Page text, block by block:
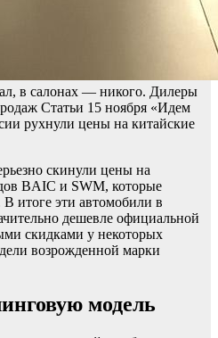
в салонах — никого. Дилеры
Статьи 15 ноября «Идем
рухнули цены на китайские
скинули цены на
BAIC и SWM, которые
итоге эти автомобили в
дешевле официальной
скидками у некоторых
возрожденной марки
модель